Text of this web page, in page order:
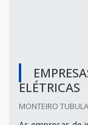
ELÉTRICAS
MONTEIRO